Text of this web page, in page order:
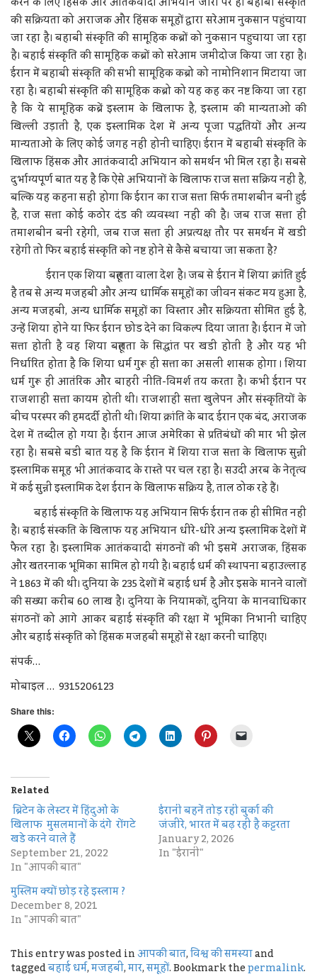
की सक्रियता को अराजक और हिंसक समूहों द्वारा सरेआम नुकसान पहुंचाया
जा रहा है। बहाबी संस्कृति की सामूहिक कब्रों को नुकसान पहुचाया जा रहा
है। बहाई संस्कृति की सामूहिक कब्रों को सरेआम जमींदोज किया जा रहा है।
ईरान में बहाबी संस्कृति की सभी सामूहिक कब्रो को नामोनिशान मिटाया जा
रहा है। बहाबी संस्कृति की सामूहिक कब्रो को यह कह कर नष्ट किया जा रहा
है कि ये सामूहिक कब्रें इस्लाम के खिलाफ है, इस्लाम की मान्यताओं की
खिल्ली उड़ाती है, एक इस्लामिक देश में अन्य पूजा पद्धतियों और अन्य
मान्यताओं के लिए कोई जगह नहीं होनी चाहिए। ईरान में बहाबी संस्कृति के
खिलाफ हिंसक और आतंकवादी अभियान को समर्थन भी मिल रहा है। सबसे
दुर्भाग्यपूर्ण बात यह है कि ऐसे अभियानों के खिलाफ राज सत्ता सक्रिय नहीं है,
बल्कि यह कहना सही होगा कि ईरान का राज सत्ता सिर्फ तमाशबीन बनी हुई
है, राज सत्ता कोई कठोर दंड की व्यवस्था नहीं की है। जब राज सत्ता ही
तमाशबीन बनी रहेगी, जब राज सत्ता ही अप्रत्यक्ष तौर पर समर्थन में खडी
रहेगी तो फिर बहाई संस्कृति को नष्ट होने से कैसे बचाया जा सकता है?
ईरान एक शिया बहूलता वाला देश है। जब से ईरान में शिया क्रांति हुई
है तब से अन्य मजहबी और अन्य धार्मिक समूहों का जीवन संकट मय हुआ है,
अन्य मजहबी, अन्य धार्मिक समूहों का विस्तार और सक्रियता सीमित हुई है,
उन्हें शिया होने या फिर ईरान छोड देने का विकल्प दिया जाता है। ईरान में जो
सत्ता होती है वह शिया बहूलता के सिद्धांत पर खडी होती है और यह भी
निर्धारित होता है कि शिया धर्म गुरू ही सत्ता का असली शासक होगा । शिया
धर्म गुरू ही आतंरिक और बाहरी नीति-विमर्श तय करता है। कभी ईरान पर
राजशाही सत्ता कायम होती थी। राजशाही सत्ता खुलेपन और संस्कृतियों के
बीच परस्पर की हमदर्दी होती थी। शिया क्रांति के बाद ईरान एक बंद, अराजक
देश में तब्दील हो गया है। ईरान आज अमेरिका से प्रतिबंधों की मार भी झेल
रहा है। सबसे बडी बात यह है कि ईरान में शिया राज सत्ता के खिलाफ सुन्नी
इस्लामिक समूह भी आतंकवाद के रास्ते पर चल रहा है। सउदी अरब के नेतृत्व
में कई सुन्नी इस्लामिक देश ईरान के खिलाफ सक्रिय है, ताल ठोक रहे हैं।
बहाई संस्कृति के खिलाफ यह अभियान सिर्फ ईरान तक ही सीमित नहीं
है। बहाई संस्कति के खिलाफ यह अभियान धीरे-धीरे अन्य इस्लामिक देशों में
फैल रहा है। इस्लामिक आतंकवादी संगठनों की भी इसमें अराजक, हिंसक
और खतरनाक भूमिका सामिल हो गयी है। बहाई धर्म की स्थापना बहाउल्लाह
ने 1863 में की थी। दुनिया के 235 देशों में बहाई धर्म है और इसके मानने वालों
की सख्या करीब 60 लाख है। दुनिया के नियामकों, दुनिया के मानवाधिकार
संगठनों को आगे आकर बहाई संस्कृति की रक्षा में भूमिका निभानी चाहिए
और बहाई संस्कृति को हिंसक मजहबी समूहों से रक्षा करनी चाहिए।
संपर्क…
मोबाइल … 9315206123
Share this:
Related
ब्रिटेन के लेस्टर में हिंदुओं के
खिलाफ मुसलमानों के दंगे रोंगटे
खडे करने वाले हैं
September 21, 2022
In "आपकी बात"
ईरानी बहनें तोड़ रही बुर्का की
जंजीरे, भारत में बढ़ रही है कट्टरता
January 2, 2026
In "ईरानी"
मुस्लिम क्यों छोड़ रहे इस्लाम ?
December 8, 2021
In "आपकी बात"
This entry was posted inआपकी बात,विश्व की समस्याand
taggedबहाई धर्म,मजहबी,मार,समूहों. Bookmark thepermalink.